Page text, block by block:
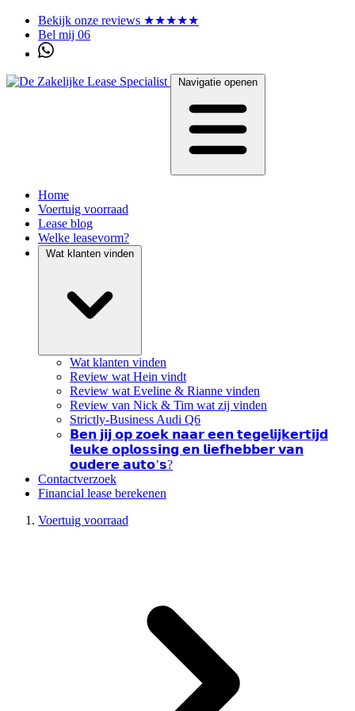
Bekijk onze reviews ★★★★★
Bel mij 06
Navigatie openen
Home
Voertuig voorraad
Lease blog
Welke leasevorm?
Wat klanten vinden
Wat klanten vinden
Review wat Hein vindt
Review wat Eveline & Rianne vinden
Review van Nick & Tim wat zij vinden
Strictly-Business Audi Q6
𝗕𝗲𝗻 𝗷𝗶𝗷 𝗼𝗽 𝘇𝗼𝗲𝗸 𝗻𝗮𝗮𝗿 𝗲𝗲𝗻 𝘁𝗲𝗴𝗲𝗹𝗶𝗷𝗸𝗲𝗿𝘁𝗶𝗷𝗱
𝗹𝗲𝘂𝗸𝗲 𝗼𝗽𝗹𝗼𝘀𝘀𝗶𝗻𝗴 𝗲𝗻 𝗹𝗶𝗲𝗳𝗵𝗲𝗯𝗯𝗲𝗿 𝘃𝗮𝗻
𝗼𝘂𝗱𝗲𝗿𝗲 𝗮𝘂𝘁𝗼’𝘀?
Contactverzoek
Financial lease berekenen
Voertuig voorraad